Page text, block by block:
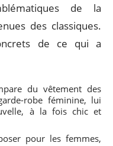
de la
des classiques.
de ce qui a
du vêtement des
robe féminine, lui
à la fois chic et
pour les femmes,